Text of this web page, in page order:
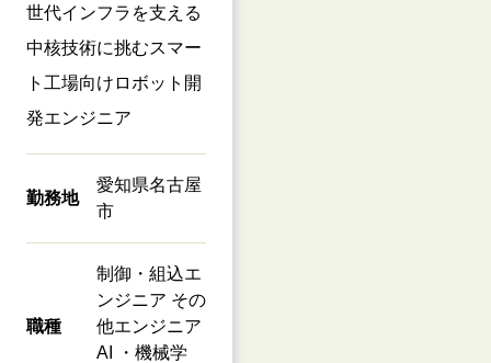
世代インフラを支える
中核技術に挑むスマー
ト工場向けロボット開
発エンジニア
勤務地
愛知県名古屋
市
職種
制御・組込エ
ンジニア その
他エンジニア
AI ・機械学